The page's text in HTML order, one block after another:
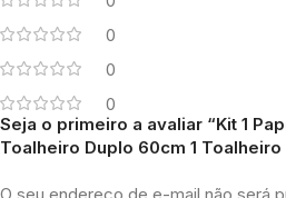
0
0
0
Seja o primeiro a avaliar “Kit 1
Toalheiro Duplo 60cm 1